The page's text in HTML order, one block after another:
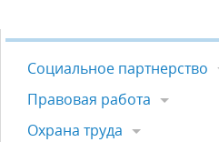
Социальное партнерство
Правовая работа
Охрана труда